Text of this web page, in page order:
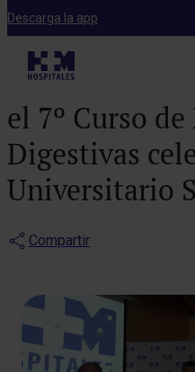
Descarga la app
Notas de prensa
Los
de tumores
el 7º Curso
Digestivas
Universitario
Compartir